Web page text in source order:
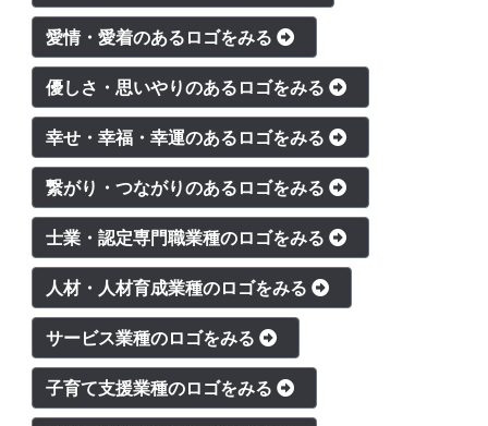
愛情・愛着のあるロゴをみる
優しさ・思いやりのあるロゴをみる
幸せ・幸福・幸運のあるロゴをみる
繋がり・つながりのあるロゴをみる
士業・認定専門職業種のロゴをみる
人材・人材育成業種のロゴをみる
サービス業種のロゴをみる
子育て支援業種のロゴをみる